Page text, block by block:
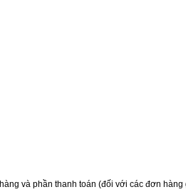
và phần thanh toán (đối với các đơn